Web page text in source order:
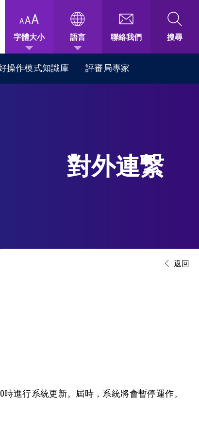
字體大小 語言 聯絡我們 搜尋
操作模式知識庫 評審局專家
對外連繋
返回
時進行系統更新。屆時，系統將會暫停運作。